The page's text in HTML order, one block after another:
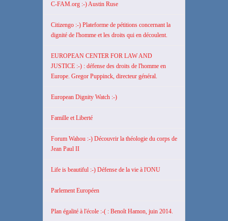
C-FAM.org :-) Austin Ruse
Citizengo :-) Plateforme de pétitions concernant la
dignité de l'homme et les droits qui en découlent.
EUROPEAN CENTER FOR LAW AND
JUSTICE :-) : défense des droits de l'homme en
Europe. Gregor Puppinck, directeur général.
European Dignity Watch :-)
Famille et Liberté
Forum Wahou :-) Découvrir la théologie du corps de
Jean Paul II
Life is beautiful :-) Défense de la vie à l'ONU
Parlement Européen
Plan égalité à l'école :-( : Benoît Hamon, juin 2014.